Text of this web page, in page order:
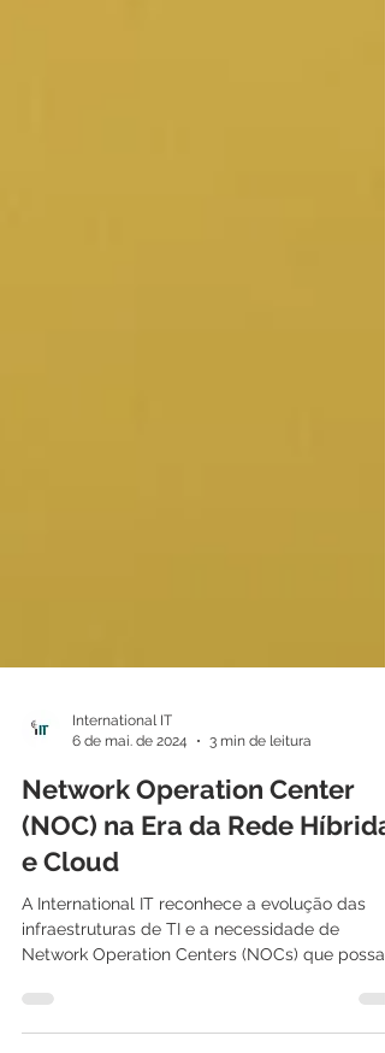
International IT
6 de mai. de 2024
3 min de leitura
Network Operation Center
(NOC) na Era da Rede Híbrida
e Cloud
A International IT reconhece a evolução das